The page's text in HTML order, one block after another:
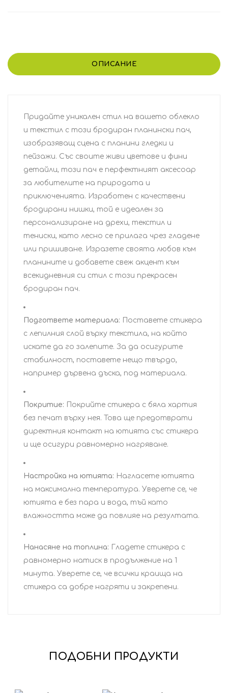
ОПИСАНИЕ
Придайте уникален стил на вашето облекло
и текстил с този бродиран планински пач,
изобразяващ сцена с планини гледки и
пейзажи. Със своите живи цветове и фини
детайли, този пач е перфектният аксесоар
за любителите на природата и
приключенията. Изработен с качествени
бродирани нишки, той е идеален за
персонализиране на дрехи, текстил и
тениски, като лесно се прилага чрез гладене
или пришиване. Изразете своята любов към
планините и добавете свеж акцент към
всекидневния си стил с този прекрасен
бродиран пач.
Подгответе материала: Поставете стикера
с лепилния слой върху текстила, на който
искате да го залепите. За да осигурите
стабилност, поставете нещо твърдо,
например дървена дъска, под материала.
Покритие: Покрийте стикера с бяла хартия
без печат върху нея. Това ще предотврати
директния контакт на ютията със стикера
и ще осигури равномерно нагряване.
Настройка на ютията: Нагласете ютията
на максимална температура. Уверете се, че
ютията е без пара и вода, тъй като
влажността може да повлияе на резултата.
Нанасяне на топлина: Гладете стикера с
равномерно натиск в продължение на 1
минута. Уверете се, че всички краища на
стикера са добре нагряти и закрепени.
ПОДОБНИ ПРОДУКТИ